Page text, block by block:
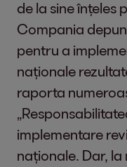
de la sine înțeles
Compania
pentru a
naționale
raporta
implementare
naționale. Dar,